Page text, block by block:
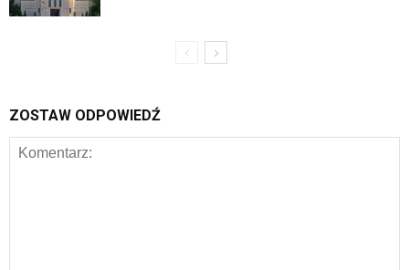
ZOSTAW ODPOWIEDŹ